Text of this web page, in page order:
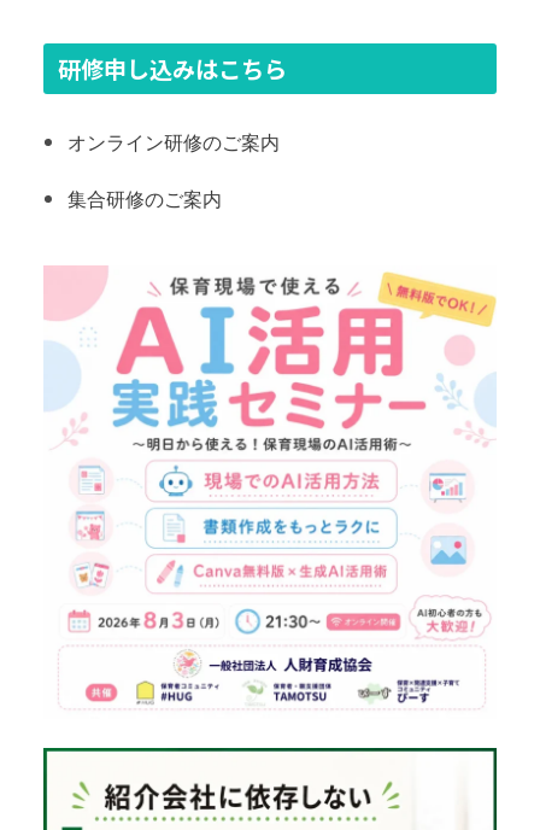
研修申し込みはこちら
オンライン研修のご案内
集合研修のご案内